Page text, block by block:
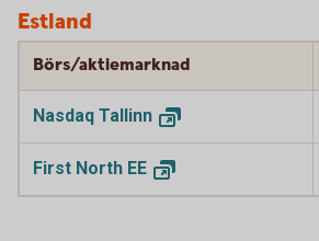
Estland
Börs/aktiemarknad
Nasdaq Tallinn
First North EE